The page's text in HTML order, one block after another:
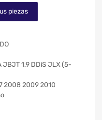
piezas
JBJT 1.9 DDiS JLX (5-
2008 2009 2010